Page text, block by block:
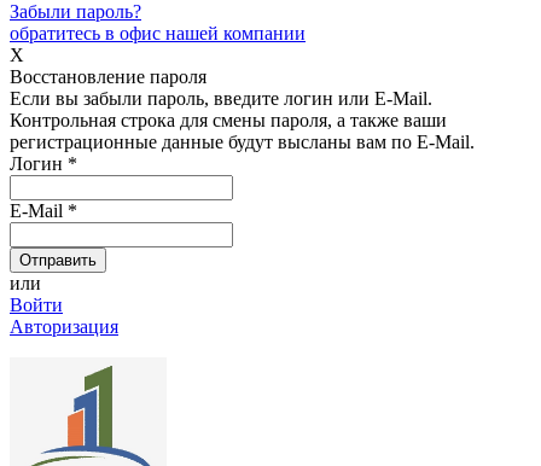
Забыли пароль?
обратитесь в офис нашей компании
X
Восстановление пароля
Если вы забыли пароль, введите логин или E-Mail.
Контрольная строка для смены пароля, а также ваши
регистрационные данные будут высланы вам по E-Mail.
Логин *
E-Mail *
или
Войти
Авторизация